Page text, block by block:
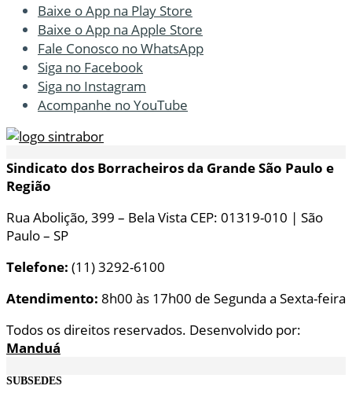
Baixe o App na Play Store
Baixe o App na Apple Store
Fale Conosco no WhatsApp
Siga no Facebook
Siga no Instagram
Acompanhe no YouTube
Sindicato dos Borracheiros da Grande São Paulo e
Região
Rua Abolição, 399 – Bela Vista CEP: 01319-010 | São
Paulo – SP
Telefone: (11) 3292-6100
Atendimento: 8h00 às 17h00 de Segunda a Sexta-feira
Todos os direitos reservados. Desenvolvido por:
Manduá
SUBSEDES